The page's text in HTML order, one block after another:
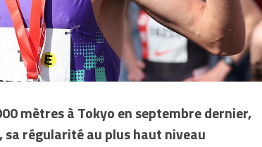
mètres à Tokyo en septembre dernier,
régularité au plus haut niveau